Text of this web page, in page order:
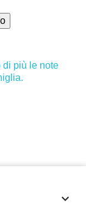
di più le note
